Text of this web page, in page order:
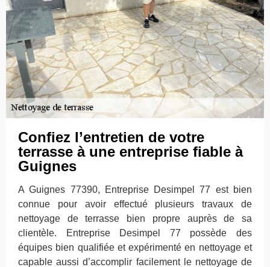
Confiez l’entretien de votre
terrasse à une entreprise fiable à
Guignes
A Guignes 77390, Entreprise Desimpel 77 est bien
connue pour avoir effectué plusieurs travaux de
nettoyage de terrasse bien propre auprès de sa
clientèle. Entreprise Desimpel 77 possède des
équipes bien qualifiée et expérimenté en nettoyage et
capable aussi d’accomplir facilement le nettoyage de